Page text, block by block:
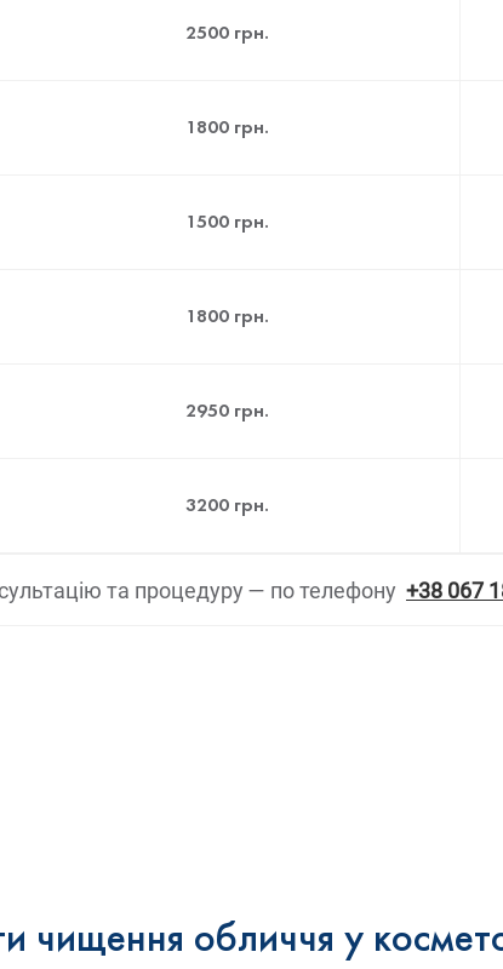
2500 грн.
1800 грн.
1500 грн.
1800 грн.
2950 грн.
3200 грн.
та процедуру — по телефону +38 067
чищення обличчя у